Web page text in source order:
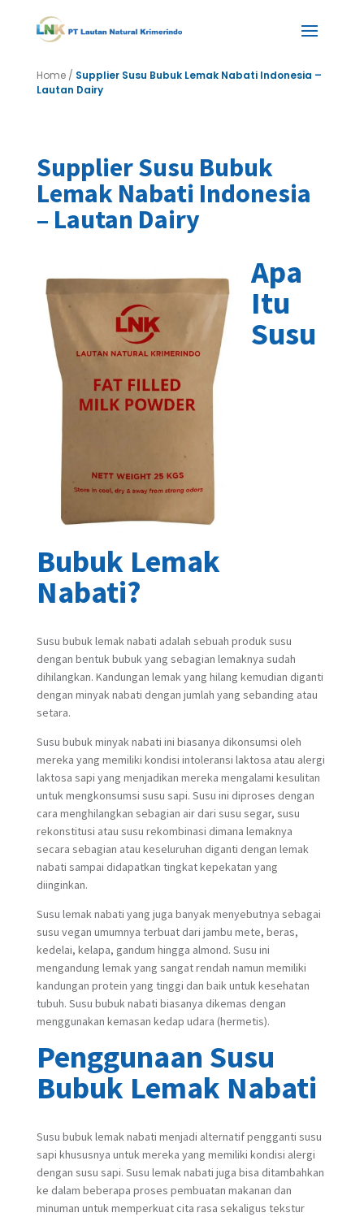
Home/ Supplier Susu Bubuk Lemak Nabati Indonesia –
Lautan Dairy
Supplier Susu Bubuk
Lemak Nabati Indonesia
– Lautan Dairy
Apa
Itu
Susu
Bubuk Lemak
Nabati?
Susu bubuk lemak nabati adalah sebuah produk susu
dengan bentuk bubuk yang sebagian lemaknya sudah
dihilangkan. Kandungan lemak yang hilang kemudian diganti
dengan minyak nabati dengan jumlah yang sebanding atau
setara.
Susu bubuk minyak nabati ini biasanya dikonsumsi oleh
mereka yang memiliki kondisi intoleransi laktosa atau alergi
laktosa sapi yang menjadikan mereka mengalami kesulitan
untuk mengkonsumsi susu sapi. Susu ini diproses dengan
cara menghilangkan sebagian air dari susu segar, susu
rekonstitusi atau susu rekombinasi dimana lemaknya
secara sebagian atau keseluruhan diganti dengan lemak
nabati sampai didapatkan tingkat kepekatan yang
diinginkan.
Susu lemak nabati yang juga banyak menyebutnya sebagai
susu vegan umumnya terbuat dari jambu mete, beras,
kedelai, kelapa, gandum hingga almond. Susu ini
mengandung lemak yang sangat rendah namun memiliki
kandungan protein yang tinggi dan baik untuk kesehatan
tubuh. Susu bubuk nabati biasanya dikemas dengan
menggunakan kemasan kedap udara (hermetis).
Penggunaan Susu
Bubuk Lemak Nabati
Susu bubuk lemak nabati menjadi alternatif pengganti susu
sapi khususnya untuk mereka yang memiliki kondisi alergi
dengan susu sapi. Susu lemak nabati juga bisa ditambahkan
ke dalam beberapa proses pembuatan makanan dan
minuman untuk memperkuat cita rasa sekaligus tekstur